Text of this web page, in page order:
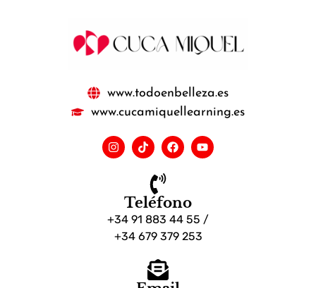
www.todoenbelleza.es
www.cucamiquellearning.es
Teléfono
+34 91 883 44 55 /
+34 679 379 253